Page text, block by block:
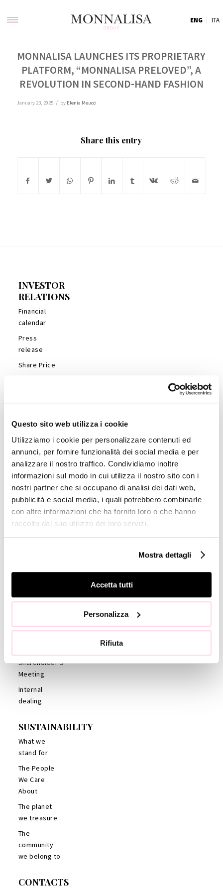
Questo sito web utilizza i cookie
Utilizziamo i cookie per personalizzare contenuti ed
annunci, per fornire funzionalità dei social media e per
analizzare il nostro traffico. Condividiamo inoltre
informazioni sul modo in cui utilizza il nostro sito con i
nostri partner che si occupano di analisi dei dati web,
pubblicità e social media, i quali potrebbero combinarle
con altre informazioni che ha fornito loro o che hanno
raccolto dal suo utilizzo dei loro servizi.
Mostra dettagli
Accetta tutti
Personalizza
Rifiuta
ENG ITA
MONNALISA LAUNCHES ITS PROPRIETARY
PLATFORM, “MONNALISA PRELOVED”, A
REVOLUTION IN SECOND-HAND FASHION
January 23, 2025 / by Elenia Meucci
Share this entry
INVESTOR
RELATIONS
Financial
calendar
Press
release
Share Price
Coverage
Company
Profile
GOVERNANCE
Board of
Directors
Board of
Ethics
auditors
Shareholder’s
Meeting
Internal
dealing
SUSTAINABILITY
What we
stand for
The People
We Care
About
The planet
we treasure
The
community
we belong to
CONTACTS